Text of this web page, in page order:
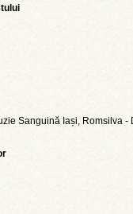
Sanguină Iași, Romsilva -